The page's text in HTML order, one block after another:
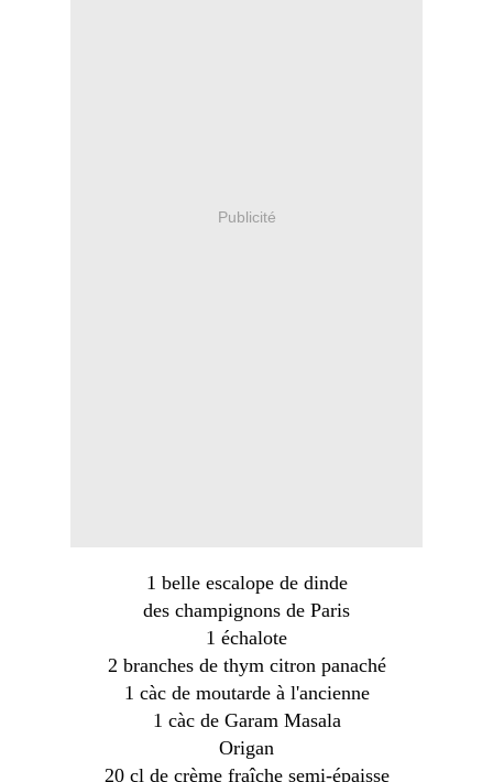
Publicité
1 belle escalope de dinde
des champignons de Paris
1 échalote
2 branches de thym citron panaché
1 càc de moutarde à l'ancienne
1 càc de Garam Masala
Origan
20 cl de crème fraîche semi-épaisse